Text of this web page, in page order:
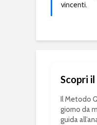
vincenti.
Scopri
Il Metodo
giorno da
guida